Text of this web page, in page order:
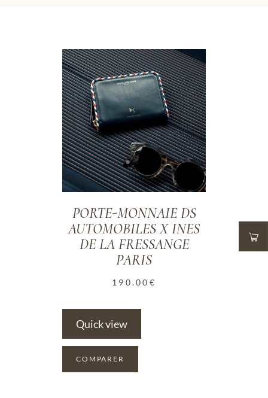
ADD TO WISHLIST
PORTE-MONNAIE DS
AUTOMOBILES X INES
DE LA FRESSANGE
PARIS
190.00 €
Quick view
COMPARER